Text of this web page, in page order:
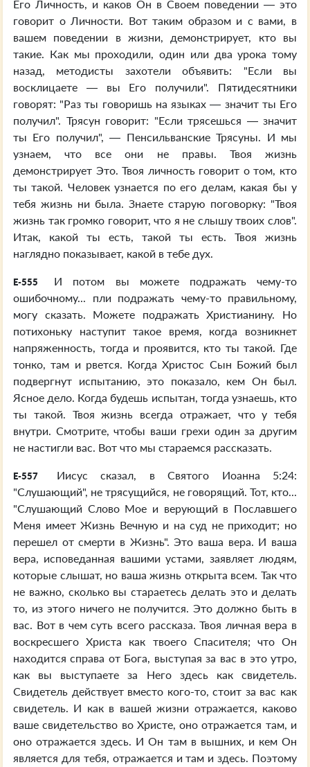
Его Личность, и каков Он в Своем поведении — это
говорит о Личности. Вот таким образом и с вами, в
вашем поведении в жизни, демонстрирует, кто вы
такие. Как мы проходили, один или два урока тому
назад, методисты захотели объявить: "Если вы
восклицаете — вы Его получили". Пятидесятники
говорят: "Раз ты говоришь на языках — значит ты Его
получил". Трясун говорит: "Если трясешься — значит
ты Его получил", — Пенсильванские Трясуны. И мы
узнаем, что все они не правы. Твоя жизнь
демонстрирует Это. Твоя личность говорит о том, кто
ты такой. Человек узнается по его делам, какая бы у
тебя жизнь ни была. Знаете старую поговорку: "Твоя
жизнь так громко говорит, что я не слышу твоих слов".
Итак, какой ты есть, такой ты есть. Твоя жизнь
наглядно показывает, какой в тебе дух.
E-555
И потом вы можете подражать чему-то
ошибочному... пли подражать чему-то правильному,
могу сказать. Можете подражать Христианину. Но
потихоньку наступит такое время, когда возникнет
напряженность, тогда и проявится, кто ты такой. Где
тонко, там и рвется. Когда Христос Сын Божий был
подвергнут испытанию, это показало, кем Он был.
Ясное дело. Когда будешь испытан, тогда узнаешь, кто
ты такой. Твоя жизнь всегда отражает, что у тебя
внутри. Смотрите, чтобы ваши грехи один за другим
не настигли вас. Вот что мы стараемся рассказать.
E-557
Иисус сказал, в Святого Иоанна 5:24:
"Слушающий", не трясущийся, не говорящий. Тот, кто...
"Слушающий Слово Мое и верующий в Пославшего
Меня имеет Жизнь Вечную и на суд не приходит; но
перешел от смерти в Жизнь". Это ваша вера. И ваша
вера, исповеданная вашими устами, заявляет людям,
которые слышат, но ваша жизнь открыта всем. Так что
не важно, сколько вы стараетесь делать это и делать
то, из этого ничего не получится. Это должно быть в
вас. Вот в чем суть всего рассказа. Твоя личная вера в
воскресшего Христа как твоего Спасителя; что Он
находится справа от Бога, выступая за вас в это утро,
как вы выступаете за Него здесь как свидетель.
Свидетель действует вместо кого-то, стоит за вас как
свидетель. И как в вашей жизни отражается, каково
ваше свидетельство во Христе, оно отражается там, и
оно отражается здесь. И Он там в вышних, и кем Он
является для тебя, отражается и там и здесь. Поэтому